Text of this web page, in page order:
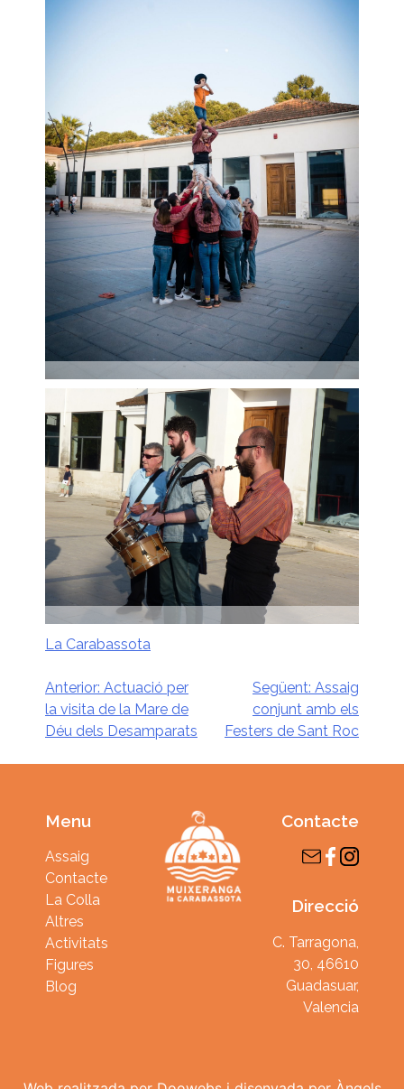
La Carabassota
Navegació
d'entrades
Anterior: Actuació per
la visita de la Mare de
Déu dels Desamparats
Següent: Assaig
conjunt amb els
Festers de Sant Roc
Menu
Assaig
Contacte
La Colla
Altres
Activitats
Figures
Blog
Contacte
Direcció
C. Tarragona,
30, 46610
Guadasuar,
Valencia